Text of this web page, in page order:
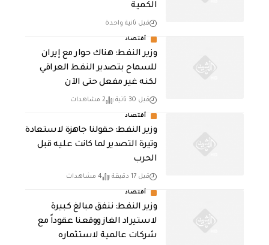
الكمية
قبل ثانية واحدة
أقتصاد
وزير النفط: هناك حوار مع إيران
للسماح بتصدير النفط العراقي
لكنه غير مفعل حتى الآن
قبل 30 ثانية 2 مشاهدات
أقتصاد
وزير النفط: حقولنا جاهزة لاستعادة
وتيرة التصدير لما كانت عليه قبل
الحرب
قبل 17 دقيقة 4 مشاهدات
أقتصاد
وزير النفط: ننفق مبالغ كبيرة
لاستيراد الغاز ووقعنا عقوداً مع
شركات عالمية لاستثماره